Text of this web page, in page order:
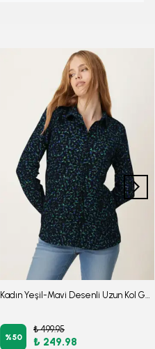
%50
₺ 499.95
₺ 249.98